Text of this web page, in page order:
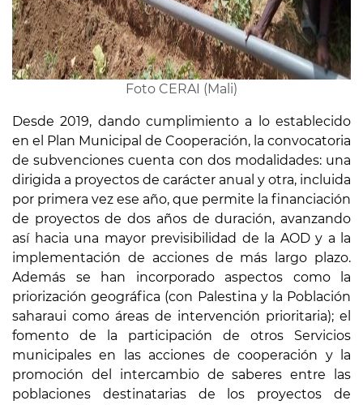
Foto CERAI (Mali)
Desde 2019, dando cumplimiento a lo establecido
en el Plan Municipal de Cooperación, la convocatoria
de subvenciones cuenta con dos modalidades: una
dirigida a proyectos de carácter anual y otra, incluida
por primera vez ese año, que permite la financiación
de proyectos de dos años de duración, avanzando
así hacia una mayor previsibilidad de la AOD y a la
implementación de acciones de más largo plazo.
Además se han incorporado aspectos como la
priorización geográfica (con Palestina y la Población
saharaui como áreas de intervención prioritaria); el
fomento de la participación de otros Servicios
municipales en las acciones de cooperación y la
promoción del intercambio de saberes entre las
poblaciones destinatarias de los proyectos de